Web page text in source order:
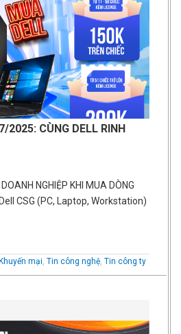
2025: CÙNG DELL RINH
NGHIỆP KHI MUA DÒNG
CSG (PC, Laptop, Workstation)
mại Tin công nghệ Tin công ty